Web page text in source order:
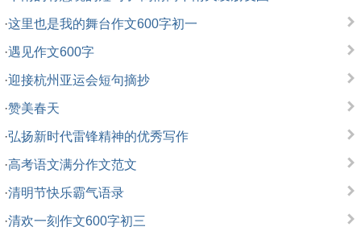
·这里也是我的舞台作文600字初一
·遇见作文600字
·迎接杭州亚运会短句摘抄
·赞美春天
·弘扬新时代雷锋精神的优秀写作
·高考语文满分作文范文
·清明节快乐霸气语录
·清欢一刻作文600字初三